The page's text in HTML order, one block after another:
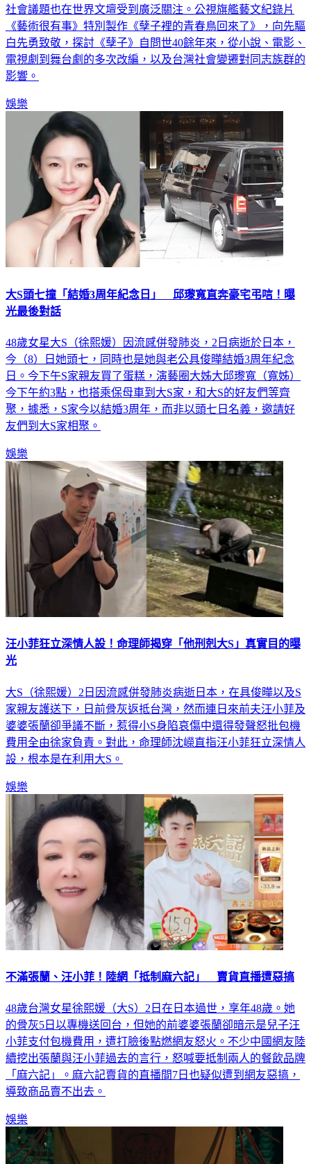
社會議題也在世界文壇受到廣泛關注。公視旗艦藝文紀錄片
《藝術很有事》特別製作《孽子裡的青春鳥回來了》，向先驅
白先勇致敬，探討《孽子》自問世40餘年來，從小說、電影、
電視劇到舞台劇的多次改編，以及台灣社會變遷對同志族群的
影響。
娛樂
大S頭七撞「結婚3周年紀念日」 邱瓈寬直奔豪宅弔唁！曝
光最後對話
48歲女星大S（徐熙媛）因流感併發肺炎，2日病逝於日本，
今（8）日她頭七，同時也是她與老公具俊曄結婚3周年紀念
日。今下午S家親友買了蛋糕，演藝圈大姊大邱瓈寬（寬姊）
今下午約3點，也搭乘保母車到大S家，和大S的好友們等齊
聚，據悉，S家今以結婚3周年，而非以頭七日名義，邀請好
友們到大S家相聚。
娛樂
汪小菲狂立深情人設！命理師揭穿「他刑剋大S」真實目的曝
光
大S（徐熙媛）2日因流感併發肺炎病逝日本，在具俊曄以及S
家親友護送下，日前骨灰返抵台灣，然而連日來前夫汪小菲及
婆婆張蘭卻爭議不斷，惹得小S身陷哀傷中還得發聲怒批包機
費用全由徐家負責。對此，命理師沈嶸直指汪小菲狂立深情人
設，根本是在利用大S。
娛樂
不滿張蘭、汪小菲！陸網「抵制麻六記」 賣貨直播遭惡搞
48歲台灣女星徐熙媛（大S）2日在日本過世，享年48歲。她
的骨灰5日以專機送回台，但她的前婆婆張蘭卻暗示是兒子汪
小菲支付包機費用，遭打臉後點燃網友怒火。不少中國網友陸
續挖出張蘭與汪小菲過去的言行，怒喊要抵制兩人的餐飲品牌
「麻六記」。麻六記賣貨的直播間7日也疑似遭到網友惡搞，
導致商品賣不出去。
娛樂